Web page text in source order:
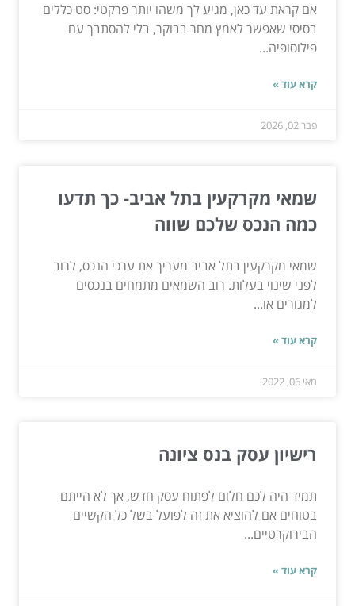
אם קראת עד כאן, מגיע לך משהו יותר פרקטי: סט כללים
בסיסי שאפשר לאמץ מחר בבוקר, בלי להסתבך עם
פילוסופיה...
קרא עוד »
פבר 02, 2026
שמאי מקרקעין בתל אביב- כך תדעו
כמה הנכס שלכם שווה
שמאי מקרקעין בתל אביב מעריך את ערכי הנכס, לרוב
לפני שינוי בעלות. רוב השמאים מתמחים בנכסים
למגורים או...
קרא עוד »
מאי 06, 2022
רישיון עסק בנס ציונה
תמיד היה לכם חלום לפתוח עסק חדש, אך לא הייתם
בטוחים אם להוציא את זה לפועל בשל כל הקשיים
הבירוקרטיים...
קרא עוד »